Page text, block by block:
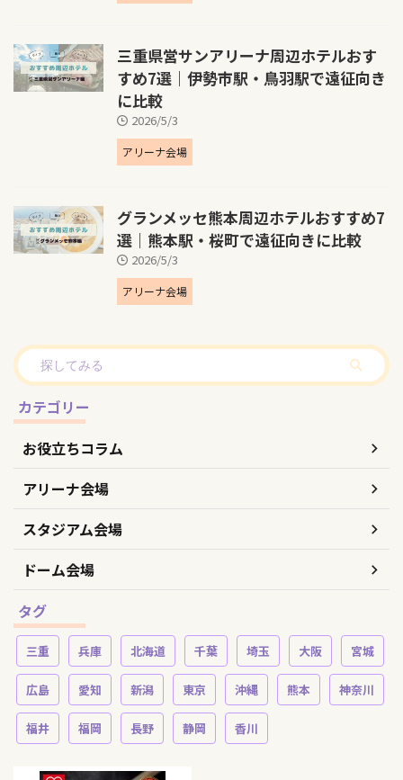
三重県営サンアリーナ周辺ホテルおす
すめ7選｜伊勢市駅・鳥羽駅で遠征向き
に比較
2026/5/3
アリーナ会場
グランメッセ熊本周辺ホテルおすすめ7
選｜熊本駅・桜町で遠征向きに比較
2026/5/3
アリーナ会場
カテゴリー
お役立ちコラム
アリーナ会場
スタジアム会場
ドーム会場
タグ
三重 兵庫 北海道 千葉 埼玉 大阪 宮城
広島 愛知 新潟 東京 沖縄 熊本 神奈川
福井 福岡 長野 静岡 香川